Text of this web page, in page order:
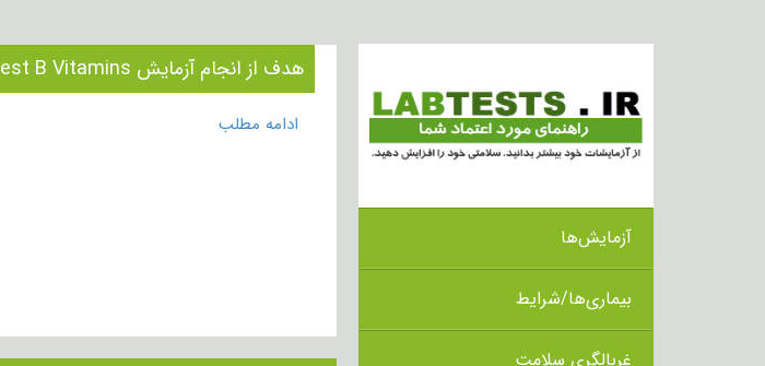
آزمایش‌ها
بیماری‌ها/شرایط
غربالگری سلامت
هدف از انجام آزمایش Test B Vitamins چیست؟
ادامه مطلب